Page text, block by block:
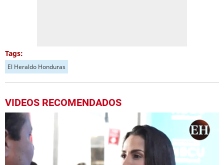
Tags:
El Heraldo Honduras
VIDEOS RECOMENDADOS